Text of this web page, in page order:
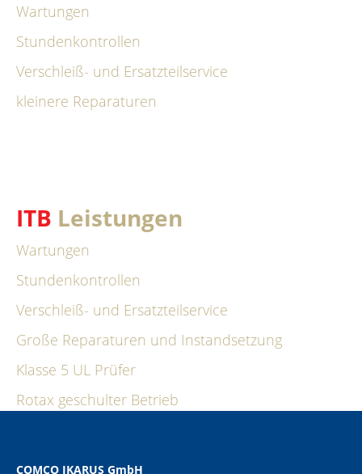
Wartungen
Stundenkontrollen
Verschleiß- und Ersatzteilservice
kleinere Reparaturen
ITB Leistungen
Wartungen
Stundenkontrollen
Verschleiß- und Ersatzteilservice
Große Reparaturen und Instandsetzung
Klasse 5 UL Prüfer
Rotax geschulter Betrieb
COMCO IKARUS GmbH